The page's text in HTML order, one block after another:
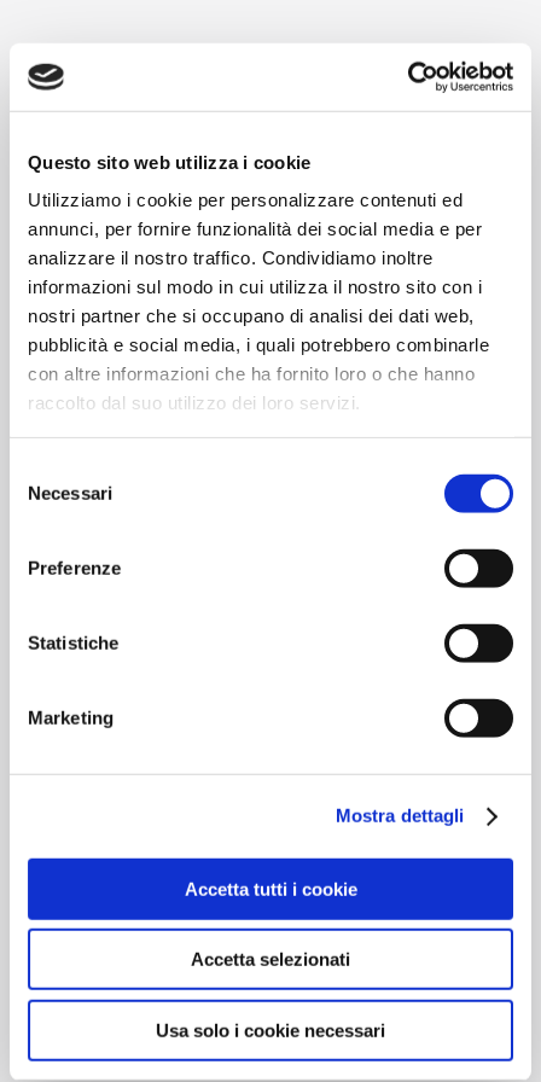
Questo sito web utilizza i cookie
Utilizziamo i cookie per personalizzare contenuti ed
annunci, per fornire funzionalità dei social media e per
analizzare il nostro traffico. Condividiamo inoltre
informazioni sul modo in cui utilizza il nostro sito con i
nostri partner che si occupano di analisi dei dati web,
pubblicità e social media, i quali potrebbero combinarle
con altre informazioni che ha fornito loro o che hanno
raccolto dal suo utilizzo dei loro servizi.
delNecessari
Preferenze
Statistiche
Marketing
Mostra dettagli
Accetta tutti i cookie
Accetta selezionati
Usa solo i cookie necessari
NEWSLETTER
Iscriviti alla nostra newsletter
IMPRENDITORIA
FEMMINILE
PROGRAMMI DI
INCUBAZIONE
Green Tech Incubation System